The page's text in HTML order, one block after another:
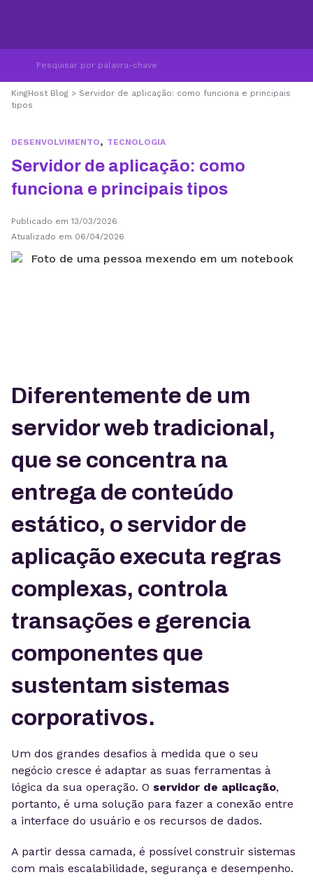
KingHost Blog > Servidor de aplicação: como funciona e principais
tipos
DESENVOLVIMENTO, TECNOLOGIA
Servidor de aplicação: como
funciona e principais tipos
Publicado em 13/03/2026
Atualizado em 06/04/2026
Diferentemente de um
servidor web tradicional,
que se concentra na
entrega de conteúdo
estático, o servidor de
aplicação executa regras
complexas, controla
transações e gerencia
componentes que
sustentam sistemas
corporativos.
Um dos grandes desafios à medida que o seu
negócio cresce é adaptar as suas ferramentas à
lógica da sua operação. O servidor de aplicação,
portanto, é uma solução para fazer a conexão entre
a interface do usuário e os recursos de dados.
A partir dessa camada, é possível construir sistemas
com mais escalabilidade, segurança e desempenho.